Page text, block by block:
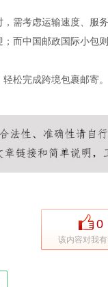
需考虑运输速度、服
而中国邮政国际小包
松完成跨境包裹邮寄
0
该内容对我